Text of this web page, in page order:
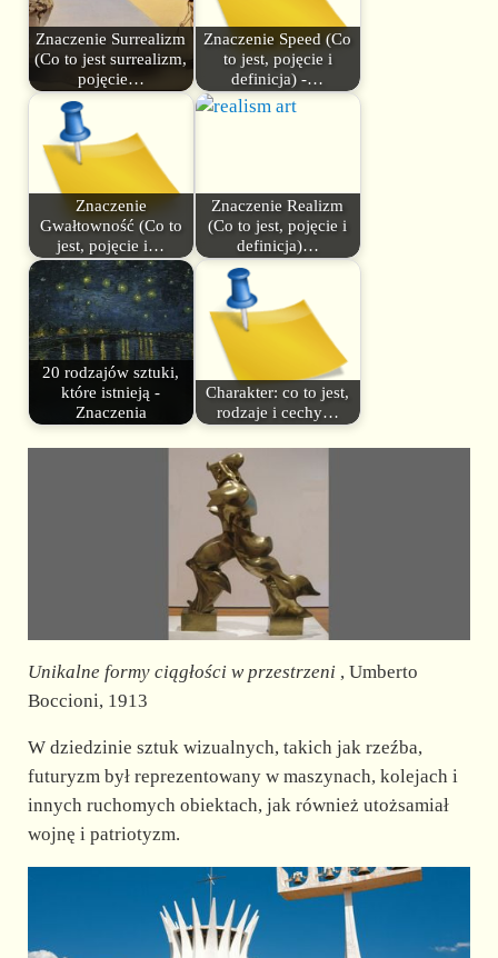
Znaczenie Surrealizm
(Co to jest surrealizm,
pojęcie…
Znaczenie Speed (Co
to jest, pojęcie i
definicja) -…
Znaczenie
Gwałtowność (Co to
jest, pojęcie i…
Znaczenie Realizm
(Co to jest, pojęcie i
definicja)…
20 rodzajów sztuki,
które istnieją -
Znaczenia
Charakter: co to jest,
rodzaje i cechy…
Unikalne formy ciągłości w przestrzeni , Umberto
Boccioni, 1913
W dziedzinie sztuk wizualnych, takich jak rzeźba,
futuryzm był reprezentowany w maszynach, kolejach i
innych ruchomych obiektach, jak również utożsamiał
wojnę i patriotyzm.